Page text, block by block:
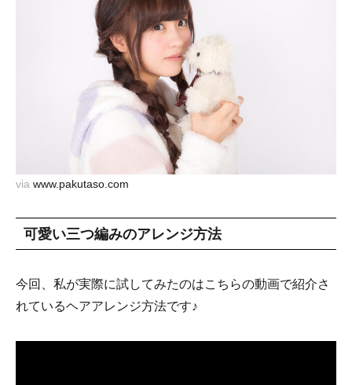
via www.pakutaso.com
可愛い三つ編みのアレンジ方法
今回、私が実際に試してみたのはこちらの動画で紹介さ
れているヘアアレンジ方法です♪